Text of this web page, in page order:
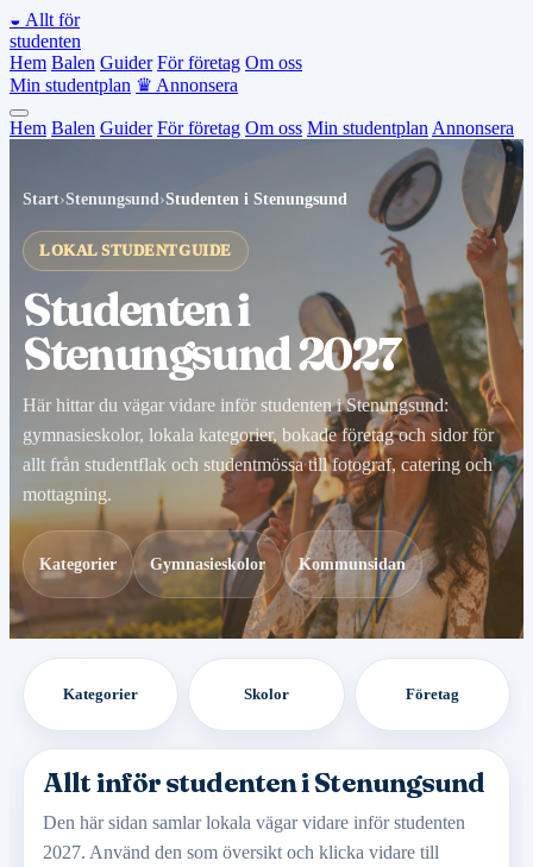
◒ Allt för
studenten
Hem Balen Guider För företag Om oss
Min studentplan ♛ Annonsera
Hem Balen Guider För företag Om oss Min studentplan Annonsera
Start›Stenungsund›Studenten i Stenungsund
LOKAL STUDENTGUIDE
Studenten i
Stenungsund 2027
Här hittar du vägar vidare inför studenten i Stenungsund:
gymnasieskolor, lokala kategorier, bokade företag och sidor för
allt från studentflak och studentmössa till fotograf, catering och
mottagning.
Kategorier Gymnasieskolor Kommunsidan
Kategorier Skolor Företag
Allt inför studenten i Stenungsund
Den här sidan samlar lokala vägar vidare inför studenten
2027. Använd den som översikt och klicka vidare till